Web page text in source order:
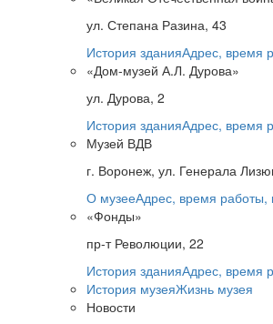
ул. Степана Разина, 43
История зданияАдрес, время
«Дом-музей А.Л. Дурова»
ул. Дурова, 2
История зданияАдрес, время
Музей ВДВ
г. Воронеж, ул. Генерала
О музееАдрес, время работы,
«Фонды»
пр-т Революции, 22
История зданияАдрес, время
История музеяЖизнь музея
Новости